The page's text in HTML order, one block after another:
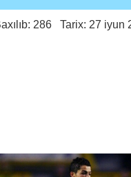
286 Tarix: 27 iyun